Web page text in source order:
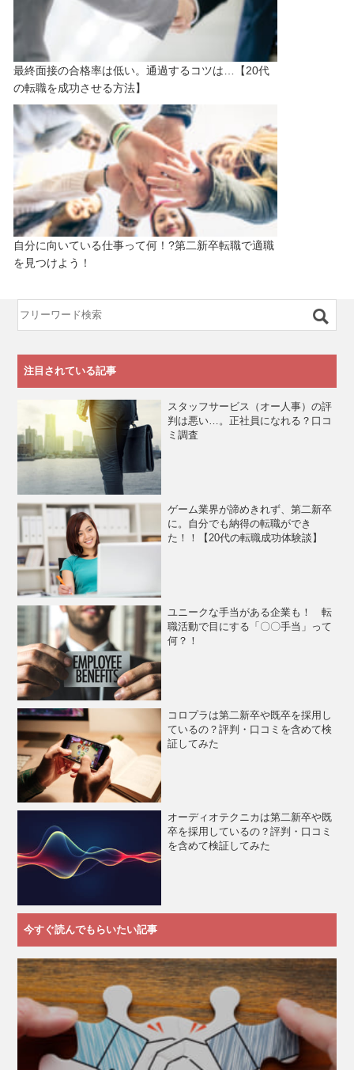
最終面接の合格率は低い。通過するコツは…【20代
の転職を成功させる方法】
自分に向いている仕事って何！?第二新卒転職で適職
を見つけよう！
注目されている記事
スタッフサービス（オー人事）の評
判は悪い…。正社員になれる？口コ
ミ調査
ゲーム業界が諦めきれず、第二新卒
に。自分でも納得の転職ができ
た！！【20代の転職成功体験談】
ユニークな手当がある企業も！ 転
職活動で目にする「〇〇手当」って
何？！
コロプラは第二新卒や既卒を採用し
ているの？評判・口コミを含めて検
証してみた
オーディオテクニカは第二新卒や既
卒を採用しているの？評判・口コミ
を含めて検証してみた
今すぐ読んでもらいたい記事